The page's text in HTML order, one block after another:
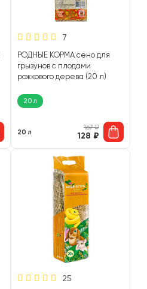
7
РОДНЫЕ КОРМА сено для
грызунов с плодами
рожкового дерева (20 л)
20 л
20 л
167₽
128 ₽
25